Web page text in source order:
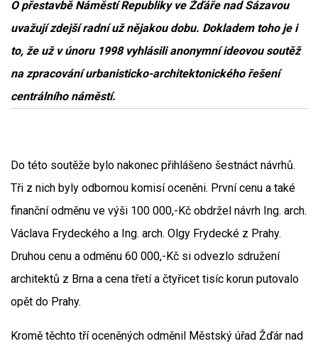
O přestavbě Náměstí Republiky ve Žďáře nad Sázavou
uvažují zdejší radní už nějakou dobu. Dokladem toho je i
to, že už v únoru 1998 vyhlásili anonymní ideovou soutěž
na zpracování urbanisticko-architektonického řešení
centrálního náměstí.
Do této soutěže bylo nakonec přihlášeno šestnáct návrhů.
Tři z nich byly odbornou komisí oceněni. První cenu a také
finanční odměnu ve výši 100 000,-Kč obdržel návrh Ing. arch.
Václava Frydeckého a Ing. arch. Olgy Frydecké z Prahy.
Druhou cenu a odměnu 60 000,-Kč si odvezlo sdružení
architektů z Brna a cena třetí a čtyřicet tisíc korun putovalo
opět do Prahy.
Kromě těchto tří oceněných odměnil Městský úřad Žďár nad